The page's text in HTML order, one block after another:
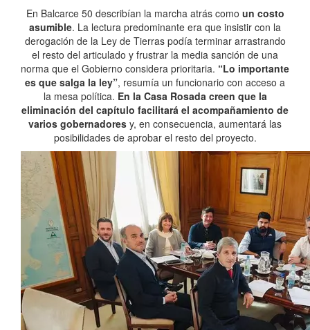
En Balcarce 50 describían la marcha atrás como un costo
asumible. La lectura predominante era que insistir con la
derogación de la Ley de Tierras podía terminar arrastrando
el resto del articulado y frustrar la media sanción de una
norma que el Gobierno considera prioritaria. “Lo importante
es que salga la ley”, resumía un funcionario con acceso a
la mesa política. En la Casa Rosada creen que la
eliminación del capítulo facilitará el acompañamiento de
varios gobernadores y, en consecuencia, aumentará las
posibilidades de aprobar el resto del proyecto.